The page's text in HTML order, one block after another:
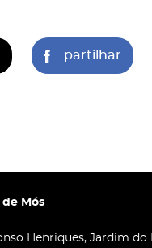
partilhar
Mós
Henriques, Jardim do